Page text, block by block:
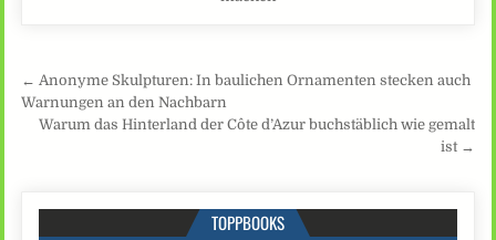
Beitragsnavigation
← Anonyme Skulpturen: In baulichen Ornamenten stecken auch
Warnungen an den Nachbarn
Warum das Hinterland der Côte d’Azur buchstäblich wie gemalt
ist →
TOPPBOOKS